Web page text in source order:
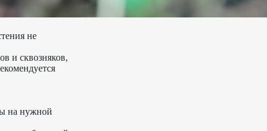
не
и сквозняков,
на нужной